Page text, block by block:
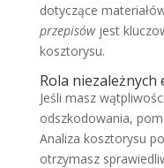
dotyczące
przepisówjest
kosztorysu.
Rola
Jeśli masz
odszkodowania,
Analiza kosztorysu
otrzymasz